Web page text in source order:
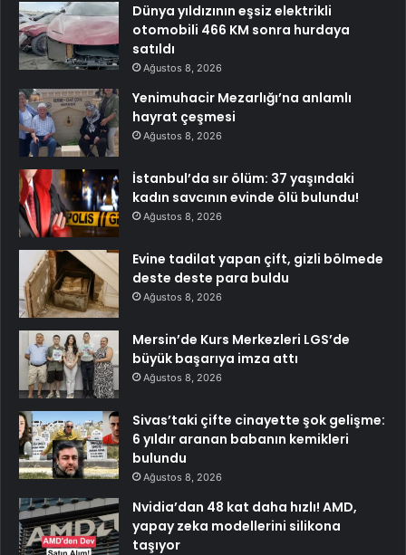
Dünya yıldızının eşsiz elektrikli
otomobili 466 KM sonra hurdaya
satıldı
Ağustos 8, 2026
Yenimuhacir Mezarlığı’na anlamlı
hayrat çeşmesi
Ağustos 8, 2026
İstanbul’da sır ölüm: 37 yaşındaki
kadın savcının evinde ölü bulundu!
Ağustos 8, 2026
Evine tadilat yapan çift, gizli bölmede
deste deste para buldu
Ağustos 8, 2026
Mersin’de Kurs Merkezleri LGS’de
büyük başarıya imza attı
Ağustos 8, 2026
Sivas’taki çifte cinayette şok gelişme:
6 yıldır aranan babanın kemikleri
bulundu
Ağustos 8, 2026
Nvidia’dan 48 kat daha hızlı! AMD,
yapay zeka modellerini silikona
taşıyor